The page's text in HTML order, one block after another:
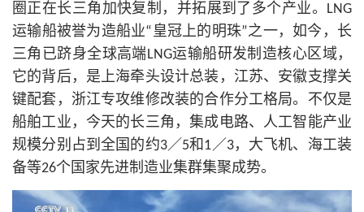
圈正在长三角加快复制，并拓展到了多个产业。LNG
运输船被誉为造船业“皇冠上的明珠”之一，如今，长
三角已跻身全球高端LNG运输船研发制造核心区域，
它的背后，是上海牵头设计总装，江苏、安徽支撑关
键配套，浙江专攻维修改装的合作分工格局。不仅是
船舶工业，今天的长三角，集成电路、人工智能产业
规模分别占到全国的约3／5和1／3，大飞机、海工装
备等26个国家先进制造业集群集聚成势。